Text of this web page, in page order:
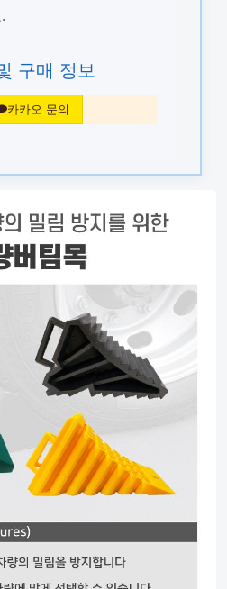
구매 정보
카카오 문의